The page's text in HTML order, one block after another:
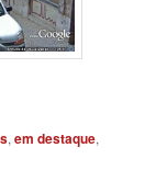
,em destaque,